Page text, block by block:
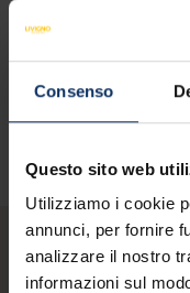
Consenso
Questo sito web
Utilizziamo i cookie
annunci, per fornire
analizzare il nostro
informazioni sul